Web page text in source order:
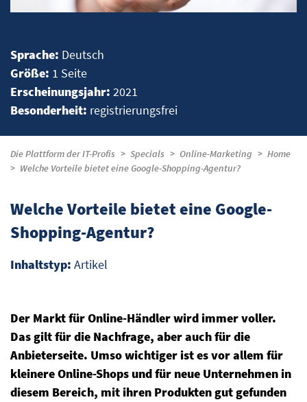
Sprache: Deutsch
Größe: 1 Seite
Erscheinungsjahr: 2021
Besonderheit: registrierungsfrei
Die Plattform der IT-Profis Specials Online-Marketing
Home
Welche Vorteile bietet eine Google-Shopping-Agentur?
Der Markt für Online-Händler wird immer voller.
Das gilt für die Nachfrage, aber auch für die
Anbieterseite. Umso wichtiger ist es vor allem für
kleinere Online-Shops und für neue Unternehmen in
diesem Bereich, mit ihren Produkten gut gefunden
Welche Vorteile bietet eine Google-
Shopping-Agentur?
Inhaltstyp: Artikel